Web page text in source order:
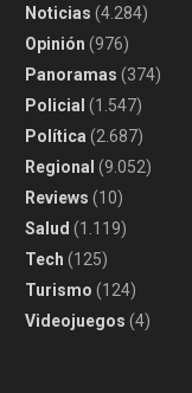
Noticias (4.284)
Opinión (976)
Panoramas (374)
Policial (1.547)
Política (2.687)
Regional (9.052)
Reviews (10)
Salud (1.119)
Tech (125)
Turismo (124)
Videojuegos (4)